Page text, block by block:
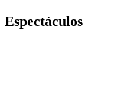
Espectáculos